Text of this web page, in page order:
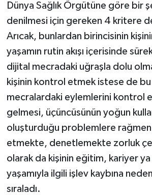
Dünya Sağlık Örgütüne göre bir
denilmesi için gereken 4 kritere
Arıcak, bunlardan birincisinin
yaşamın rutin akışı içerisinde
dijital mecradaki uğraşla dolu
kişinin kontrol etmek istese de bu
mecralardaki eylemlerini kontrol
gelmesi, üçüncüsünün yoğun
oluşturduğu problemlere rağmen
etmekte, denetlemekte zorluk
olarak da kişinin eğitim, kariyer ya
yaşamıyla ilgili işlev kaybına
sıraladı.
Düzce Müftülüğü
Edirne Müftülüğü
Elazığ Müftülüğü
Erzincan Müftülüğü
Erzurum Müftülüğü
Eskişehir Müftülüğü
Gaziantep Müftülüğü
Giresun Müftülüğü
YAŞAM